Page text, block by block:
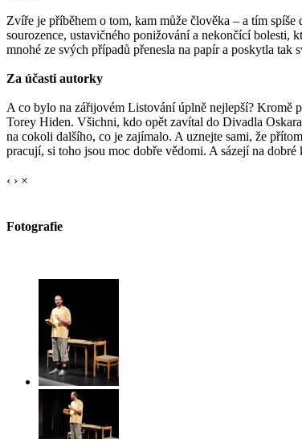
Zvíře je příběhem o tom, kam může člověka – a tím
sourozence, ustavičného ponižování a nekončící bolesti,
mnohé ze svých případů přenesla na papír a poskytla
Za účasti autorky
A co bylo na zářijovém Listování úplně nejlepší? Kromě
Torey Hiden. Všichni, kdo opět zavítal do Divadla
na cokoli dalšího, co je zajímalo. A uznejte sami, že
pracují, si toho jsou moc dobře vědomi. A sázejí na
‹ › ×
Fotografie